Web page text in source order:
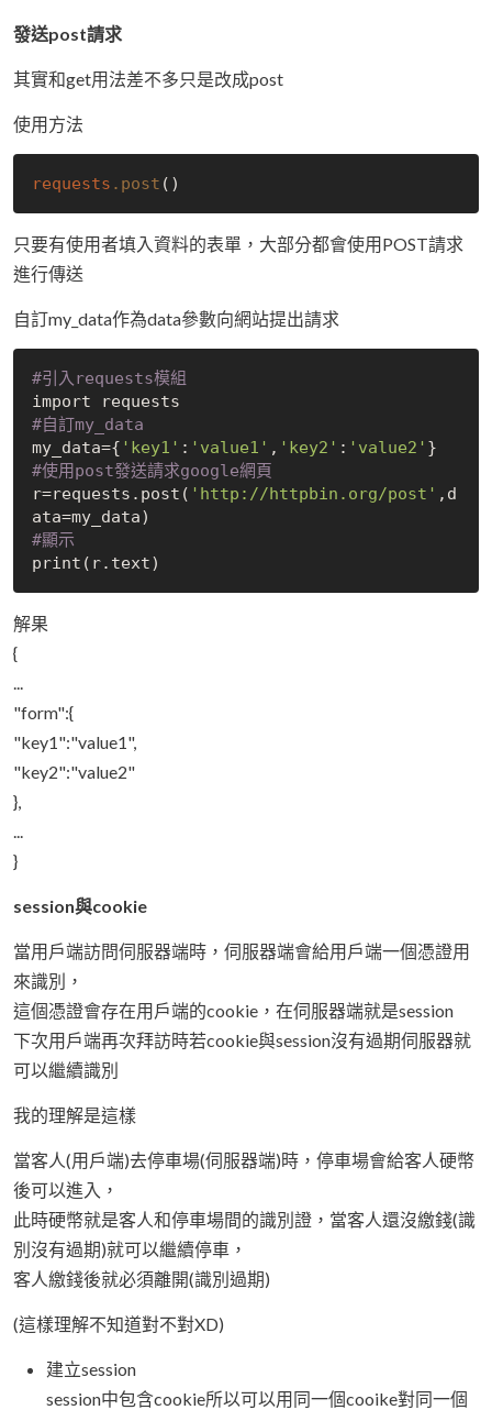
發送post請求
其實和get用法差不多只是改成post
使用方法
requests .post
只要有使用者填入資料的表單，大部分都會使用POST請求
進行傳送
自訂my_data作為data參數向網站提出請求
#引入requests模組
#自訂my_data
my_data={ 'key1' : 'value1' , 'key2' : 'value2'
#使用post發送請求google網頁
r=requests.post( 'http://httpbin.org/post' ,d
#顯示
解果
{
...
"form":{
"key1":"value1",
"key2":"value2"
},
...
}
session與cookie
當用戶端訪問伺服器端時，伺服器端會給用戶端一個憑證用
來識別，
這個憑證會存在用戶端的cookie，在伺服器端就是session
下次用戶端再次拜訪時若cookie與session沒有過期伺服器就
可以繼續識別
我的理解是這樣
當客人(用戶端)去停車場(伺服器端)時，停車場會給客人硬幣
後可以進入，
此時硬幣就是客人和停車場間的識別證，當客人還沒繳錢(識
別沒有過期)就可以繼續停車，
客人繳錢後就必須離開(識別過期)
(這樣理解不知道對不對XD)
建立session
session中包含cookie所以可以用同一個cooike對同一個